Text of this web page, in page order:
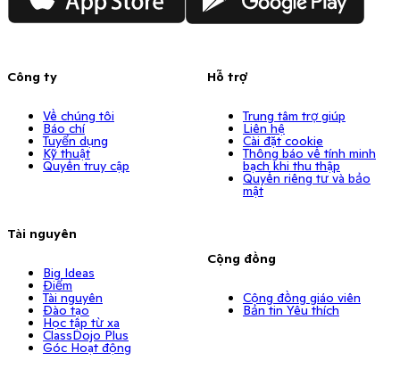
Công ty
Về chúng tôi
Báo chí
Tuyển dụng
Kỹ thuật
Quyền truy cập
Tài nguyên
Big Ideas
Điểm
Tài nguyên
Đào tạo
Học tập từ xa
ClassDojo Plus
Góc Hoạt động
Hỗ trợ
Trung tâm trợ giúp
Liên hệ
Cài đặt cookie
Thông báo về tính minh
bạch khi thu thập
Quyền riêng tư và bảo
mật
Cộng đồng
Cộng đồng giáo viên
Bản tin Yêu thích